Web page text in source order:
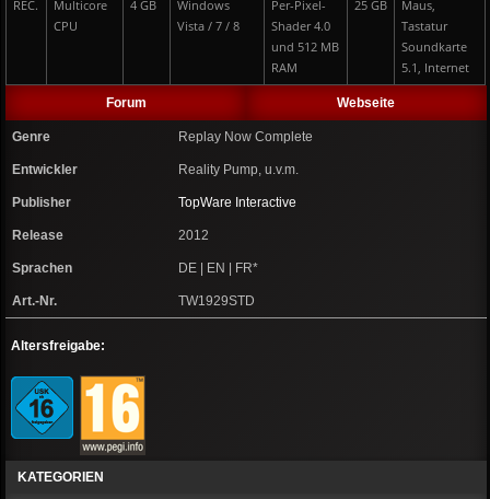
REC.
Multicore
CPU
4 GB
Windows
Vista / 7 / 8
Per-Pixel-
Shader 4.0
und 512 MB
RAM
25 GB
Maus,
Tastatur
Soundkarte
5.1, Internet
Forum Webseite
Genre Replay Now Complete
Entwickler Reality Pump, u.v.m.
Publisher TopWare Interactive
Release 2012
Sprachen DE | EN | FR*
Art.-Nr. TW1929STD
Altersfreigabe:
KATEGORIEN